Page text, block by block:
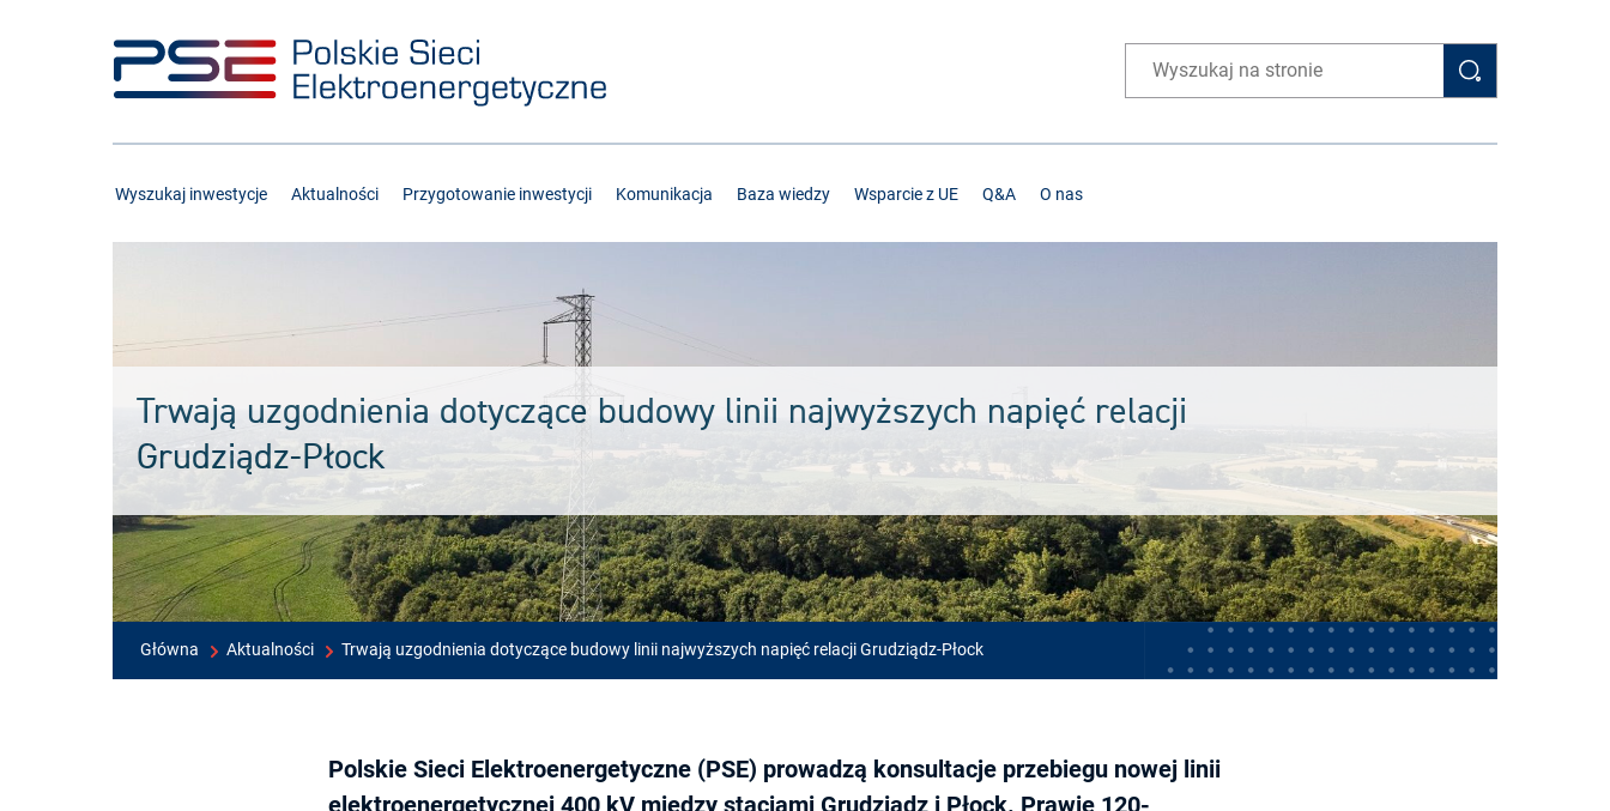
Wpisz wyszukiwaną frazę
Wyszukaj inwestycje Aktualności Przygotowanie inwestycji Komunikacja Baza wiedzy Wsparcie z UE Q&A O nas
Trwają uzgodnienia dotyczące budowy linii najwyższych napięć relacji
Grudziądz-Płock
Główna Aktualności Trwają uzgodnienia dotyczące budowy linii najwyższych napięć relacji Grudziądz-Płock
Polskie Sieci Elektroenergetyczne (PSE) prowadzą konsultacje przebiegu nowej linii
elektroenergetycznej 400 kV między stacjami Grudziądz i Płock. Prawie 120-